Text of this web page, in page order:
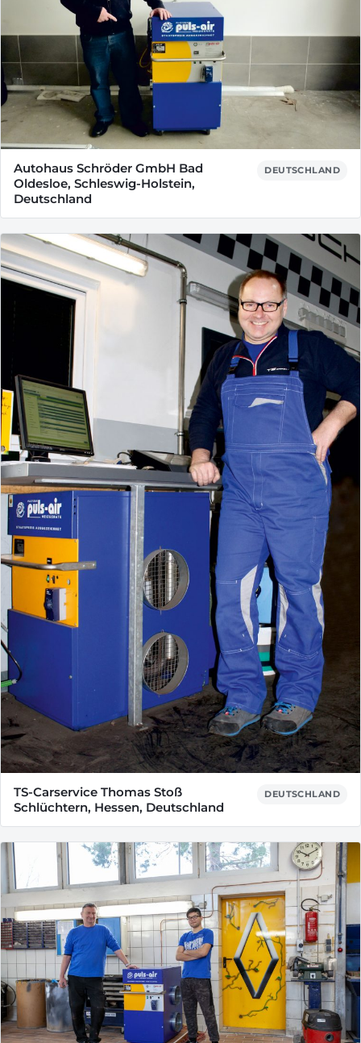
Autohaus Schröder GmbH Bad
Oldesloe, Schleswig-Holstein,
Deutschland
DEUTSCHLAND
TS-Carservice Thomas Stoß
Schlüchtern, Hessen, Deutschland
DEUTSCHLAND